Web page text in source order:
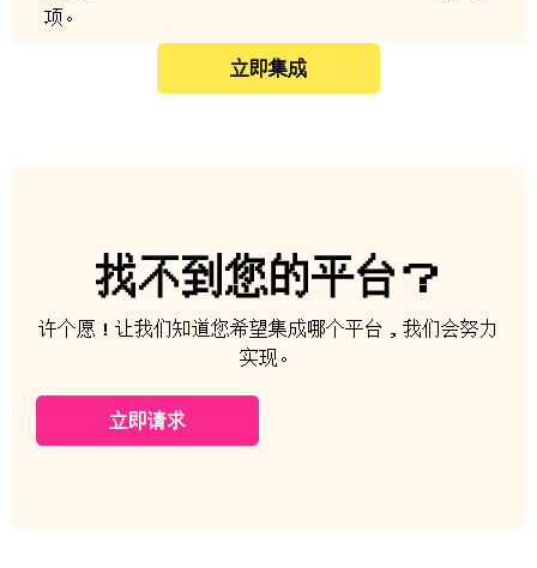
项。
立即集成
找不到您的平台？
许个愿！让我们知道您希望集成哪个平台，我们会努力
实现。
立即请求